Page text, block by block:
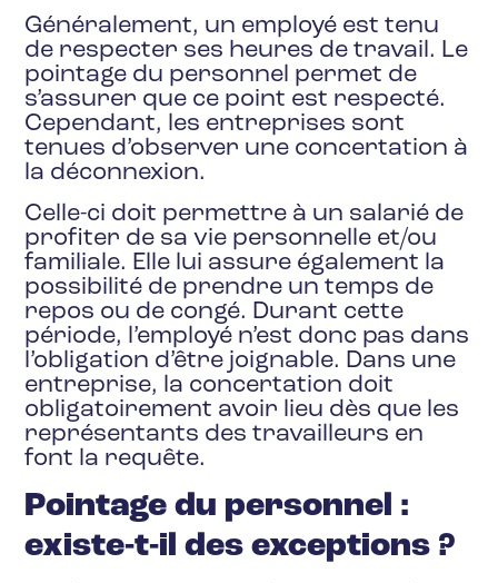
Généralement, un employé est tenu
de respecter ses heures de travail. Le
pointage du personnel permet de
s’assurer que ce point est respecté.
Cependant, les entreprises sont
tenues d’observer une concertation à
la déconnexion.
Celle-ci doit permettre à un salarié de
profiter de sa vie personnelle et/ou
familiale. Elle lui assure également la
possibilité de prendre un temps de
repos ou de congé. Durant cette
période, l’employé n’est donc pas dans
l’obligation d’être joignable. Dans une
entreprise, la concertation doit
obligatoirement avoir lieu dès que les
représentants des travailleurs en
font la requête.
Pointage du personnel :
existe-t-il des exceptions ?